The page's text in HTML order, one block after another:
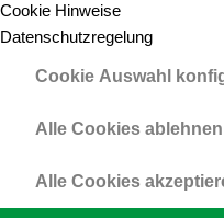
Cookie Hinweise
Datenschutzregelung
Cookie Auswahl
Alle Cookies ablehnen
Alle Cookies